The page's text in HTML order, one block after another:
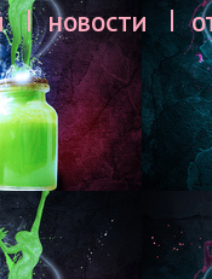
НОВОСТИ